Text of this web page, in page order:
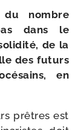
nombre
dans le
de la
des futurs
en
prêtres est